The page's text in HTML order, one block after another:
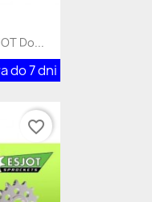
Do...
do 7 dni
favorite_border